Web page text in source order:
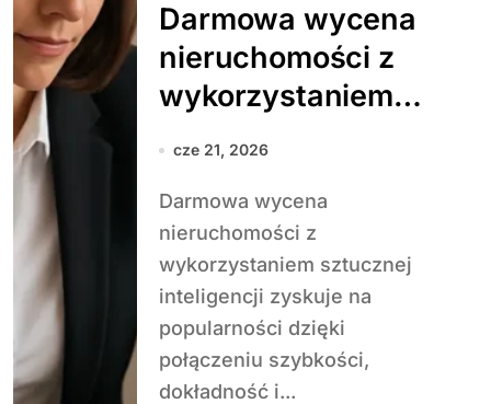
Darmowa wycena
nieruchomości z
wykorzystaniem
cze 21, 2026
Darmowa wycena
nieruchomości z
wykorzystaniem sztucznej
inteligencji zyskuje na
popularności dzięki
połączeniu szybkości,
dokładność i...